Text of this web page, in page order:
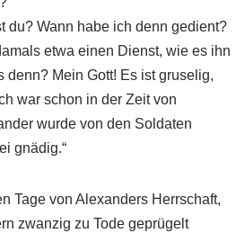
du? Wann habe ich denn gedient?
etwa einen Dienst, wie es ihn
denn? Mein Gott! Es ist gruselig,
war schon in der Zeit von
wurde von den Soldaten
gnädig.“
Tage von Alexanders Herrschaft,
zwanzig zu Tode geprügelt